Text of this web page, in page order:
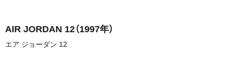
AIR JORDAN 12（1997年）
エア ジョーダン 12